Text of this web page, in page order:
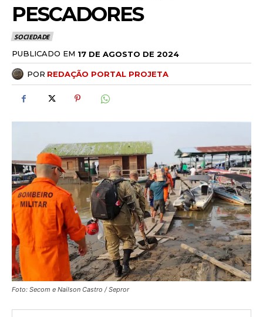
PESCADORES
SOCIEDADE
PUBLICADO EM 17 DE AGOSTO DE 2024
POR REDAÇÃO PORTAL PROJETA
Foto: Secom e Nailson Castro / Sepror